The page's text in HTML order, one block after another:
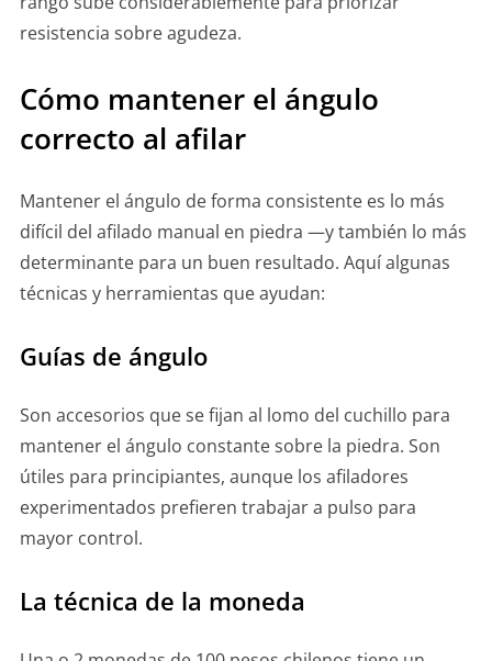
resistencia sobre agudeza.
Cómo mantener el ángulo
correcto al afilar
Mantener el ángulo de forma consistente es lo más
difícil del afilado manual en piedra —y también lo más
determinante para un buen resultado. Aquí algunas
técnicas y herramientas que ayudan:
Guías de ángulo
Son accesorios que se fijan al lomo del cuchillo para
mantener el ángulo constante sobre la piedra. Son
útiles para principiantes, aunque los afiladores
experimentados prefieren trabajar a pulso para
mayor control.
La técnica de la moneda